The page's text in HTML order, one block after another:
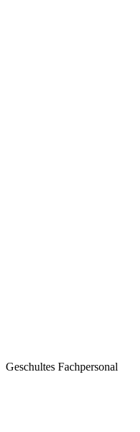
Geschultes Fachpersonal